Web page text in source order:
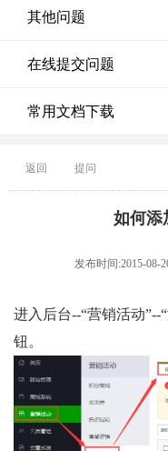
其他问题
在线提交问题
常用文档下载
返回 提问
如何添
发布时间:2015-08-
进入后台--“营销活动”--
钮。